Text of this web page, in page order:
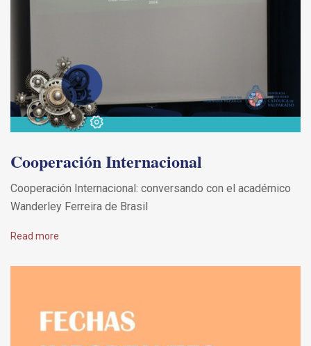
Cooperación Internacional
Cooperación Internacional: conversando con el académico
Wanderley Ferreira de Brasil
Read more